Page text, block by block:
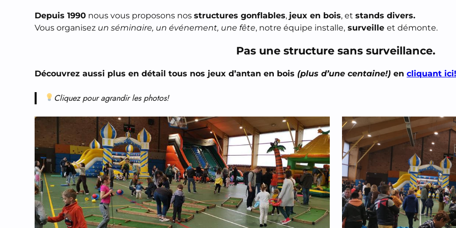
Depuis 1990 nous vous proposons nos structures gonflables, jeux en bois, et stands divers.
Vous organisez un séminaire, un événement, une fête, notre équipe installe, surveille et démonte.
Pas une structure sans surveillance.
Découvrez aussi plus en détail tous nos jeux d’antan en bois (plus d’une centaine!) en cliquant ici!
Cliquez pour agrandir les photos!